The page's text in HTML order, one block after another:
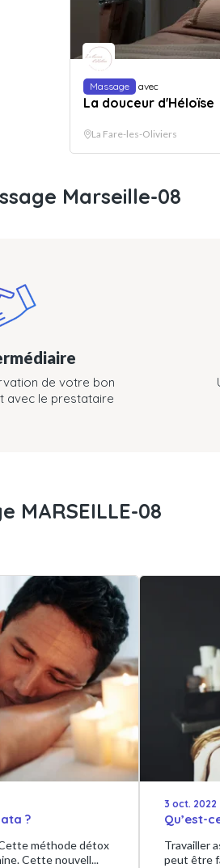
Massage avec
La douceur d'Héloïse
La Fare-les-Oliviers
Marseille-08
de votre bon
avec le prestataire
MARSEILLE-08
?
Cette méthode détox
Cette nouvell...
3 oct. 2022
Qu’est-
Travailler
peut être